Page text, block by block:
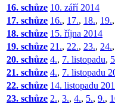
16. schůze 10. září 2014
17. schůze 16., 17., 18., 19.,
18. schůze 15. října 2014
19. schůze 21., 22., 23., 24.,
20. schůze 4., 7. listopadu,
21. schůze 4., 7. listopadu
22. schůze 14. listopadu
23. schůze 2., 3., 4., 5., 9.,